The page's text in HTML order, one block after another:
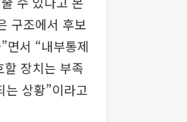
구조에서 후보
면서 “내부통제
장치는 부족
는 상황”이라고